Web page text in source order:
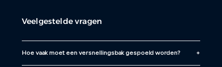
Veelgestelde vragen
Hoe vaak moet een versnellingsbak gespoeld worden?